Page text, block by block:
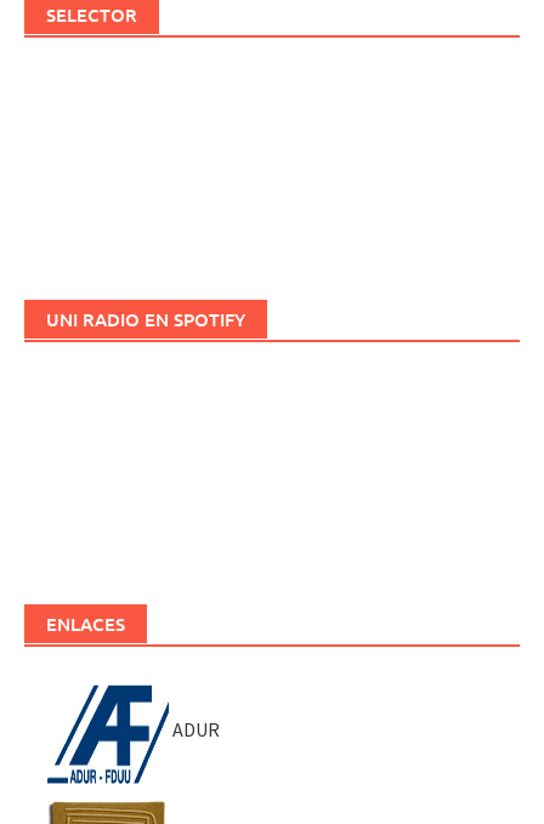
SELECTOR
UNI RADIO EN SPOTIFY
ENLACES
ADUR